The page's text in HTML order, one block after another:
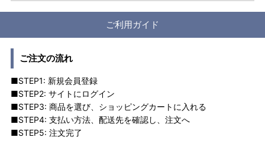
ご利用ガイド
ご注文の流れ
■STEP1: 新規会員登録
■STEP2: サイトにログイン
■STEP3: 商品を選び、ショッピングカートに入れる
■STEP4: 支払い方法、配送先を確認し、注文へ
■STEP5: 注文完了